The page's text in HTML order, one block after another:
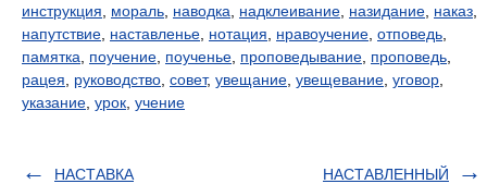
инструкция
мораль наводка надклеивание назидание наказ
напутствие наставленье нотация нравоучение отповедь
памятка
поучение поученье проповедывание проповедь
рацея
руководство совет, увещание увещевание уговор
указание урок учение
НАСТАВКА НАСТАВЛЕННЫЙ